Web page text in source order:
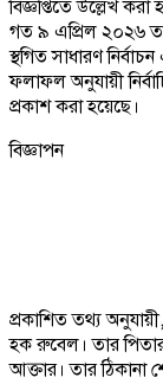
বিজ্ঞপ্তিতে উল্লেখ
গত ৯ এপ্রিল ২০২৬
স্থগিত সাধারণ
ফলাফল অনুযায়ী
প্রকাশ করা হয়েছে।
বিজ্ঞাপন
প্রকাশিত তথ্য
হক রুবেল। তার
আক্তার। তার ঠিকানা